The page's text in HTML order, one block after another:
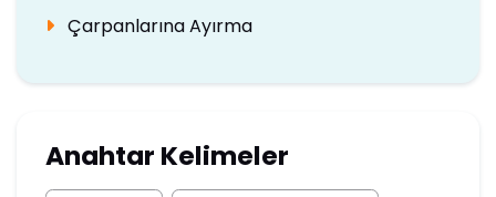
Çarpanlarına Ayırma
Anahtar Kelimeler